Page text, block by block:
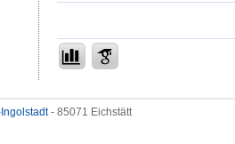
- 85071 Eichstätt